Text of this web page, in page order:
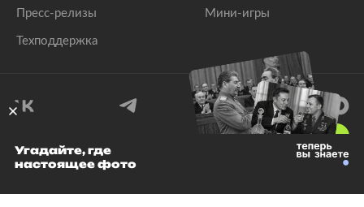
Пресс-релизы
Техподдержка
Мини-игры
© 1999–2026 Все права защищены.
Угадайте, где
настоящее фото